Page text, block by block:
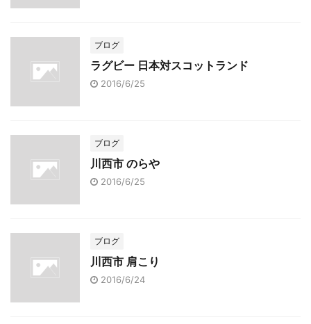
ブログ
ラグビー 日本対スコットランド
2016/6/25
ブログ
川西市 のらや
2016/6/25
ブログ
川西市 肩こり
2016/6/24